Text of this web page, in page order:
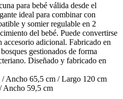
para bebé válida desde el
ideal para combinar con
y somier regulable en 2
del bebé. Puede convertirse
accesorio adicional. Fabricado en
gestionados de forma
Diseñado y fabricado en
Ancho 65,5 cm / Largo 120 cm
Ancho 59,5 cm